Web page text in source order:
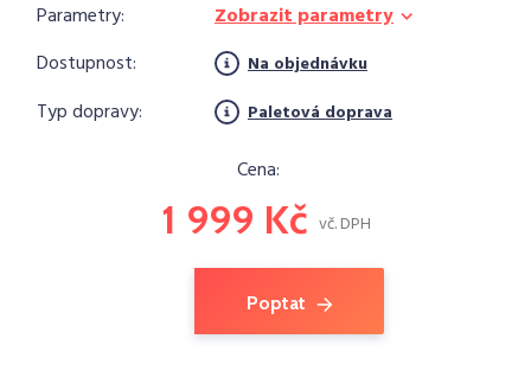
Parametry:
Zobrazit parametry
Dostupnost:
Na objednávku
Typ dopravy: Paletová doprava
Cena:
1 999 Kč vč. DPH
Poptat